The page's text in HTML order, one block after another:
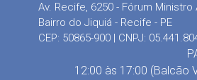
Av. Recife, 6250 - Fórum Ministro
Bairro do Jiquiá - Recife - PE
CEP: 50865-900 | CNPJ:
12:00 às 17:00 (Balcão